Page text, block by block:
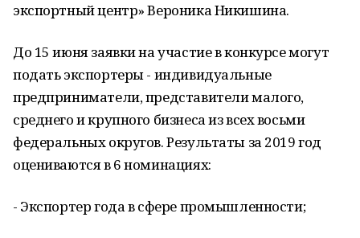
экспортный центр» Вероника Никишина.
До 15 июня заявки на участие в конкурсе могут
подать экспортеры - индивидуальные
предприниматели, представители малого,
среднего и крупного бизнеса из всех восьми
федеральных округов. Результаты за 2019 год
оцениваются в 6 номинациях:
- Экспортер года в сфере промышленности;